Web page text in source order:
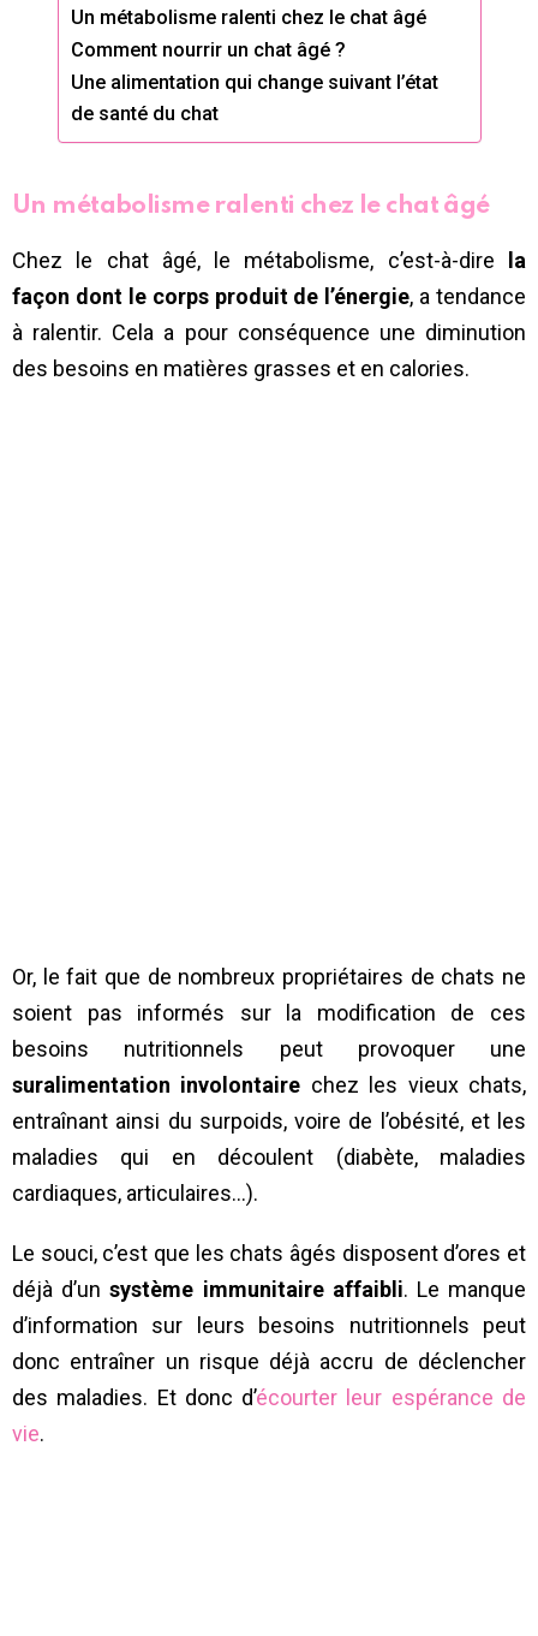
Un métabolisme ralenti chez le chat âgé
Comment nourrir un chat âgé ?
Une alimentation qui change suivant l’état
de santé du chat
Un métabolisme ralenti chez le chat âgé
Chez le chat âgé, le métabolisme, c’est-à-dire
la
façon dont le corps produit de l’énergie, a tendance
à ralentir. Cela a pour conséquence une diminution
des besoins en matières grasses et en calories.
Or, le fait que de nombreux propriétaires de chats ne
soient pas informés sur la modification de ces
besoins nutritionnels peut provoquer une
suralimentation involontaire chez les vieux chats,
entraînant ainsi du surpoids, voire de l’obésité, et les
maladies qui en découlent (diabète, maladies
cardiaques, articulaires…).
Le souci, c’est que les chats âgés disposent d’ores et
déjà d’unsystème immunitaire affaibli. Le manque
d’information sur leurs besoins nutritionnels peut
donc entraîner un risque déjà accru de déclencher
des maladies. Et donc d’écourter leur espérance de
vie.